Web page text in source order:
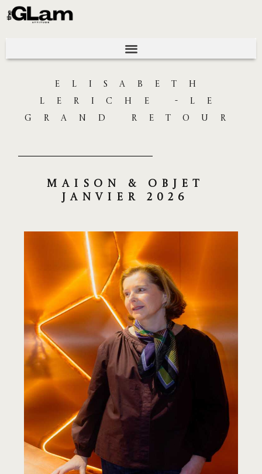
ELISABETH
LERICHE -LE
GRAND RETOUR
MAISON & OBJET
JANVIER 2026